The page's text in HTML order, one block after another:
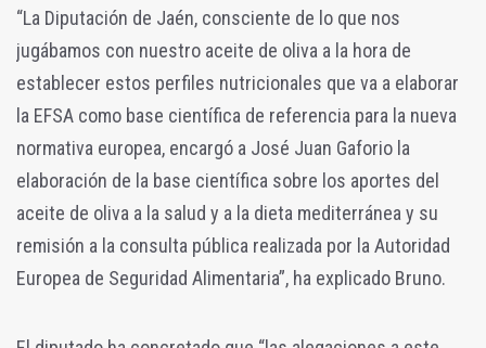
“La Diputación de Jaén, consciente de lo que nos
jugábamos con nuestro aceite de oliva a la hora de
establecer estos perfiles nutricionales que va a elaborar
la EFSA como base científica de referencia para la nueva
normativa europea, encargó a José Juan Gaforio la
elaboración de la base científica sobre los aportes del
aceite de oliva a la salud y a la dieta mediterránea y su
remisión a la consulta pública realizada por la Autoridad
Europea de Seguridad Alimentaria”, ha explicado Bruno.